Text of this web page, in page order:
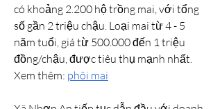
có khoảng 2.200 hộ trồng mai, với tổng
số gần 2 triệu chậu. Loại mai từ 4 - 5
năm tuổi, giá từ 500.000 đến 1 triệu
đồng/chậu, được tiêu thụ mạnh nhất.
Xem thêm: phôi mai